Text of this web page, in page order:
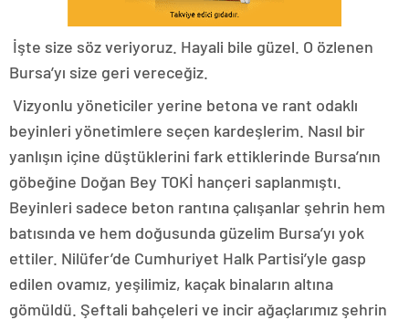
İşte size söz veriyoruz. Hayali bile güzel. O özlenen
Bursa’yı size geri vereceğiz.
Vizyonlu yöneticiler yerine betona ve rant odaklı
beyinleri yönetimlere seçen kardeşlerim. Nasıl bir
yanlışın içine düştüklerini fark ettiklerinde Bursa’nın
göbeğine Doğan Bey TOKİ hançeri saplanmıştı.
Beyinleri sadece beton rantına çalışanlar şehrin hem
batısında ve hem doğusunda güzelim Bursa’yı yok
ettiler. Nilüfer’de Cumhuriyet Halk Partisi’yle gasp
edilen ovamız, yeşilimiz, kaçak binaların altına
gömüldü. Şeftali bahçeleri ve incir ağaçlarımız şehrin